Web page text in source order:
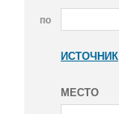
по
ИСТОЧНИК
МЕСТО